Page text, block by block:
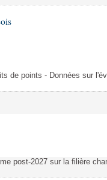
de points - Données sur
post-2027 sur la filière